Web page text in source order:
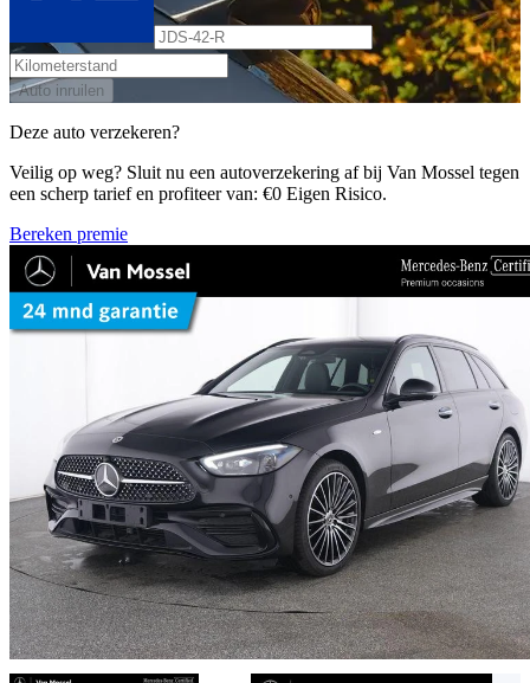
Auto inruilen
Deze auto verzekeren?
Veilig op weg? Sluit nu een autoverzekering af bij Van Mossel tegen
een scherp tarief en profiteer van: €0 Eigen Risico.
Bereken premie